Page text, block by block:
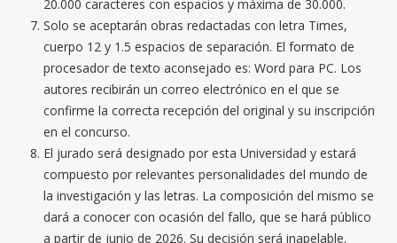
20.000 caracteres con espacios y máxima de 30.000.
Solo se aceptarán obras redactadas con letra Times,
cuerpo 12 y 1.5 espacios de separación. El formato de
procesador de texto aconsejado es: Word para PC. Los
autores recibirán un correo electrónico en el que se
confirme la correcta recepción del original y su inscripción
en el concurso.
El jurado será designado por esta Universidad y estará
compuesto por relevantes personalidades del mundo de
la investigación y las letras. La composición del mismo se
dará a conocer con ocasión del fallo, que se hará público
a partir de junio de 2026. Su decisión será inapelable.